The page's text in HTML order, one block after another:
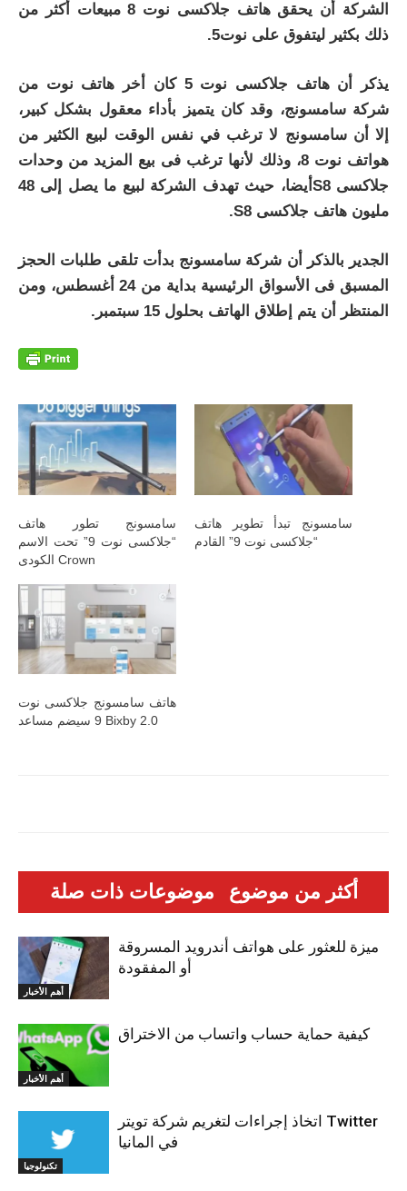
الشركة أن يحقق هاتف جلاكسى نوت 8 مبيعات أكثر من
ذلك بكثير ليتفوق على نوت5.
يذكر أن هاتف جلاكسى نوت 5 كان أخر هاتف نوت من
شركة سامسونج، وقد كان يتميز بأداء معقول بشكل كبير،
إلا أن سامسونج لا ترغب في نفس الوقت لبيع الكثير من
هواتف نوت 8، وذلك لأنها ترغب فى بيع المزيد من وحدات
جلاكسى S8أيضا، حيث تهدف الشركة لبيع ما يصل إلى 48
مليون هاتف جلاكسى S8.
الجدير بالذكر أن شركة سامسونج بدأت تلقى طلبات الحجز
المسبق فى الأسواق الرئيسية بداية من 24 أغسطس، ومن
المنتظر أن يتم إطلاق الهاتف بحلول 15 سبتمبر.
سامسونج تطور هاتف
“جلاكسى نوت 9” تحت الاسم
الكودى Crown
سامسونج تبدأ تطوير هاتف
“جلاكسى نوت 9” القادم
هاتف سامسونج جلاكسى نوت
9 سيضم مساعد Bixby 2.0
موضوعات ذات صلة أكثر من موضوع
أهم الأخبار
ميزة للعثور على هواتف أندرويد المسروقة
أو المفقودة
أهم الأخبار
كيفية حماية حساب واتساب من الاختراق
تكنولوجيا
اتخاذ إجراءات لتغريم شركة تويتر Twitter
في المانيا